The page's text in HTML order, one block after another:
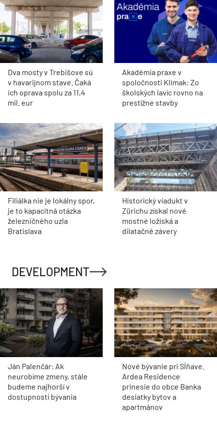
Dva mosty v Trebišove sú
v havarijnom stave. Čaká
ich oprava spolu za 11,4
mil. eur
Akadémia praxe v
spoločnosti Klimak: Zo
školských lavíc rovno na
prestížne stavby
Filiálka nie je lokálny spor,
je to kapacitná otázka
železničného uzla
Bratislava
Historický viadukt v
Zürichu získal nové
mostné ložiská a
dilatačné závery
DEVELOPMENT
Ján Palenčár: Ak
neurobíme zmeny, stále
budeme najhorší v
dostupnosti bývania
Nové bývanie pri Sĺňave.
Ardea Residence
prinesie do obce Banka
desiatky bytov a
apartmánov